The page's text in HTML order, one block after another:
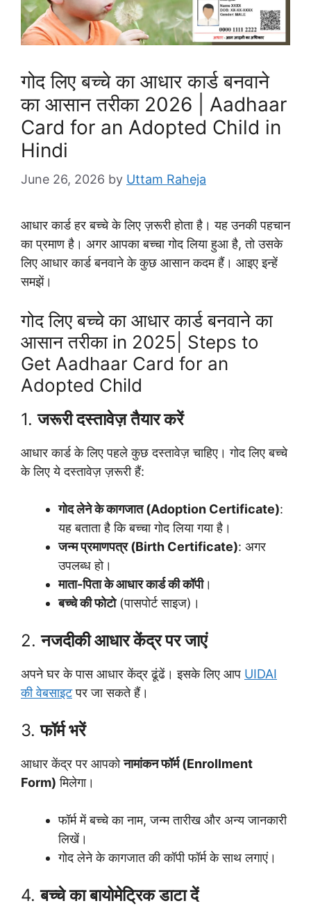
गोद लिए बच्चे का आधार कार्ड बनवाने
का आसान तरीका 2026 | Aadhaar
Card for an Adopted Child in
Hindi
June 26, 2026 by Uttam Raheja
आधार कार्ड हर बच्चे के लिए ज़रूरी होता है। यह उनकी पहचान
का प्रमाण है। अगर आपका बच्चा गोद लिया हुआ है, तो उसके
लिए आधार कार्ड बनवाने के कुछ आसान कदम हैं। आइए इन्हें
समझें।
गोद लिए बच्चे का आधार कार्ड बनवाने का
आसान तरीका in 2025| Steps to
Get Aadhaar Card for an
Adopted Child
1.जरूरी दस्तावेज़ तैयार करें
आधार कार्ड के लिए पहले कुछ दस्तावेज़ चाहिए। गोद लिए बच्चे
के लिए ये दस्तावेज़ ज़रूरी हैं:
गोद लेने के कागजात (Adoption Certificate):
यह बताता है कि बच्चा गोद लिया गया है।
जन्म प्रमाणपत्र (Birth Certificate): अगर
उपलब्ध हो।
माता-पिता के आधार कार्ड की कॉपी।
बच्चे की फोटो(पासपोर्ट साइज)।
2.नजदीकी आधार केंद्र पर जाएं
अपने घर के पास आधार केंद्र ढूंढें। इसके लिए आप UIDAI
की वेबसाइटपर जा सकते हैं।
3.फॉर्म भरें
आधार केंद्र पर आपकोनामांकन फॉर्म (Enrollment
Form) मिलेगा।
फॉर्म में बच्चे का नाम, जन्म तारीख और अन्य जानकारी
लिखें।
गोद लेने के कागजात की कॉपी फॉर्म के साथ लगाएं।
4.बच्चे का बायोमेट्रिक डाटा दें